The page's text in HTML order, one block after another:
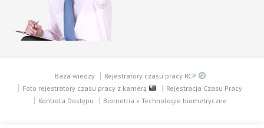
Baza wiedzy
Rejestratory czasu pracy RCP
Foto rejestratory czasu pracy z kamerą
Rejestracja Czasu Pracy
Kontrola Dostępu
Biometria » Technologie biometryczne